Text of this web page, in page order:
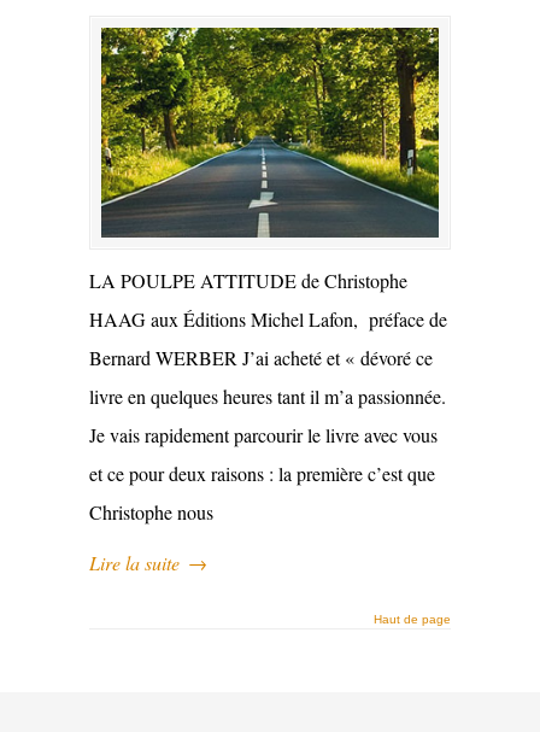
LA POULPE ATTITUDE de Christophe
HAAG aux Éditions Michel Lafon, préface de
Bernard WERBER J’ai acheté et « dévoré ce
livre en quelques heures tant il m’a passionnée.
Je vais rapidement parcourir le livre avec vous
et ce pour deux raisons : la première c’est que
Christophe nous
Lire la suite →
Haut de page